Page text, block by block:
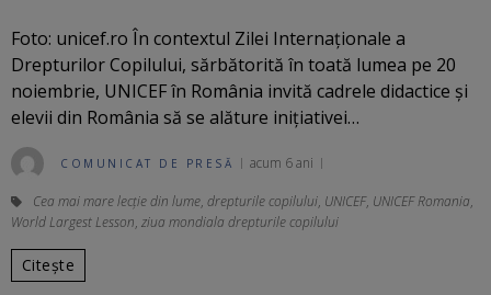
Foto: unicef.ro În contextul Zilei Internaționale a
Drepturilor Copilului, sărbătorită în toată lumea pe 20
noiembrie, UNICEF în România invită cadrele didactice și
elevii din România să se alăture inițiativei…
COMUNICAT DE PRESĂ acum 6 ani
Cea mai mare lecție din lume, drepturile copilului, UNICEF, UNICEF Romania,
World Largest Lesson, ziua mondiala drepturile copilului
Citește